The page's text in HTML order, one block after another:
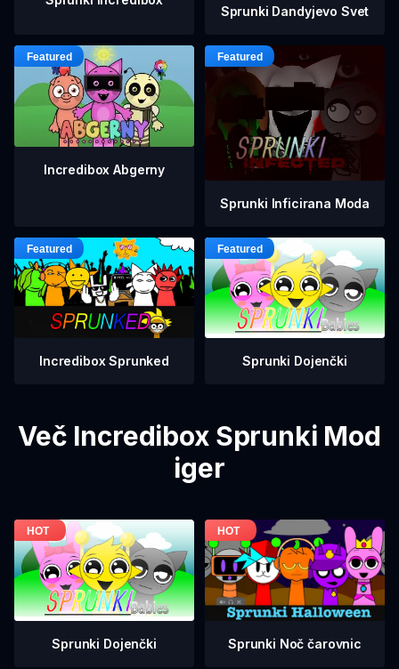
Sprunki Dandyjevo Svet
Incredibox Abgerny
Sprunki Inficirana Moda
Incredibox Sprunked Sprunki Dojenčki
Več Incredibox Sprunki Mod
iger
Sprunki Dojenčki Sprunki Noč čarovnic